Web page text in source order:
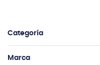
Categoría
Marca